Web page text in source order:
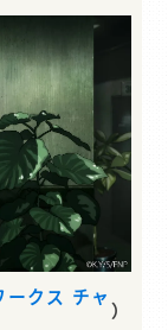
ークス チャ
）